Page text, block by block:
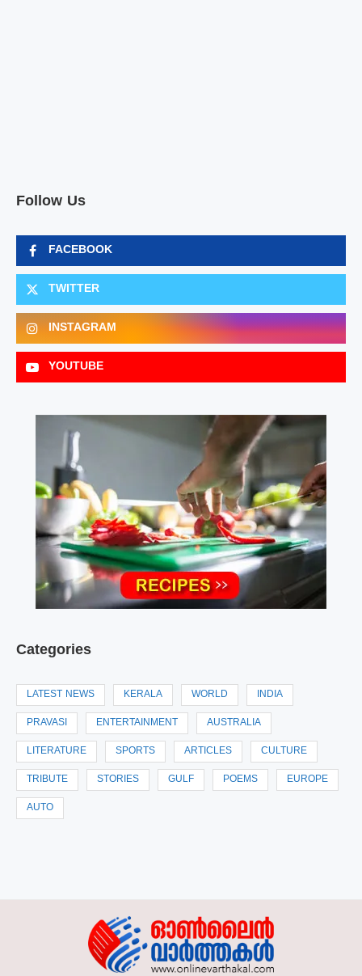
Follow Us
FACEBOOK
TWITTER
INSTAGRAM
YOUTUBE
Categories
LATEST NEWS KERALA WORLD INDIA
PRAVASI ENTERTAINMENT AUSTRALIA
LITERATURE SPORTS ARTICLES CULTURE
TRIBUTE STORIES GULF POEMS EUROPE
AUTO